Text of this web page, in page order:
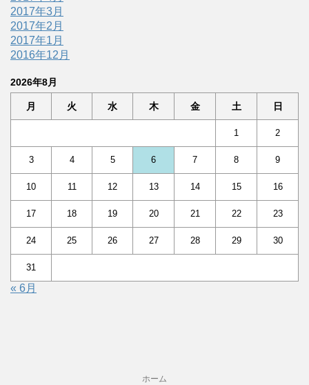
2017年3月
2017年2月
2017年1月
2016年12月
2026年8月
月 火 水 木 金 土 日
1 2
3 4 5 6 7 8 9
10 11 12 13 14 15 16
17 18 19 20 21 22 23
24 25 26 27 28 29 30
31
« 6月
ホーム